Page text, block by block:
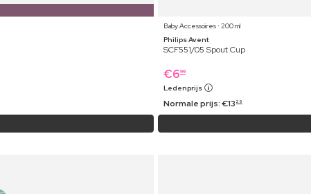
Baby Accessoires ⋅ 200 ml
Philips Avent
SCF551/05 Spout Cup
€699
Ledenprijs
Normale prijs:€13 29